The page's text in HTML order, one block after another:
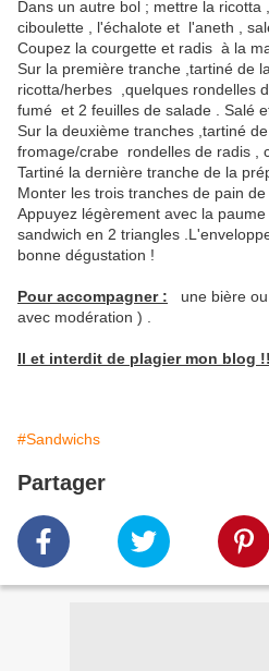
Dans un autre bol ; mettre la ricotta
ciboulette , l'échalote et l'aneth ,
Coupez la courgette et radis à la
Sur la première tranche ,tartiné de
ricotta/herbes ,quelques rondelles
fumé et 2 feuilles de salade . Salé et
Sur la deuxième tranches ,tartiné
fromage/crabe rondelles de radis ,
Tartiné la dernière tranche de la
Monter les trois tranches de pain de
Appuyez légèrement avec la
sandwich en 2 triangles
bonne dégustation !
Pour accompagner : une bière
avec modération ) .
Il et interdit de plagier mon blog !!
#Sandwichs
Partager